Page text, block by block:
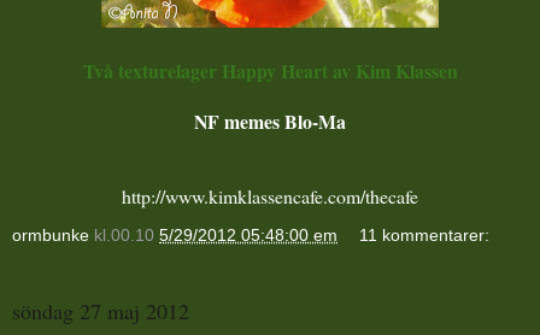
Två texturelager Happy Heart av Kim Klassen
NF memes Blo-Ma
http://www.kimklassencafe.com/thecafe
ormbunke kl.00.10 5/29/2012 05:48:00 em 11 kommentarer:
söndag 27 maj 2012